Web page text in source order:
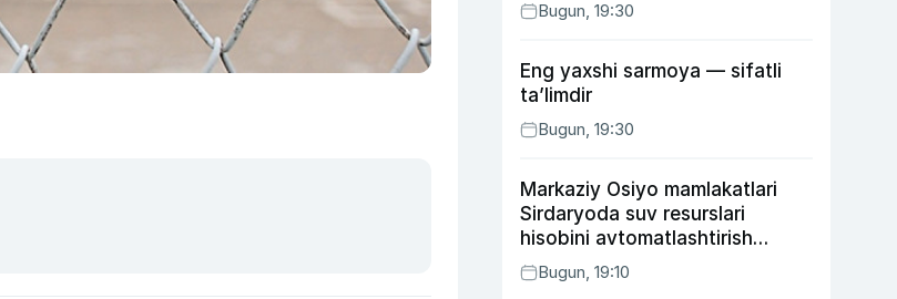
Bugun, 19:30
Eng yaxshi sarmoya — sifatli
ta’limdir
Bugun, 19:30
Markaziy Osiyo mamlakatlari
Sirdaryoda suv resurslari
hisobini avtomatlashtirish
rejasini ishlab chiqishni
ma’qulladi
Bugun, 19:10